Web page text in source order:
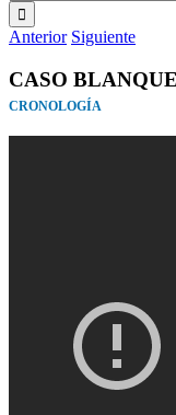
Anterior Siguiente
CASO
CRONOLOGÍA